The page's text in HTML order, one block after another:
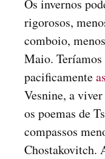
Os invernos
rigorosos,
comboio,
Maio.
pacificamente
Vesnine, a
os poemas de
compassos
Chostakovitch.